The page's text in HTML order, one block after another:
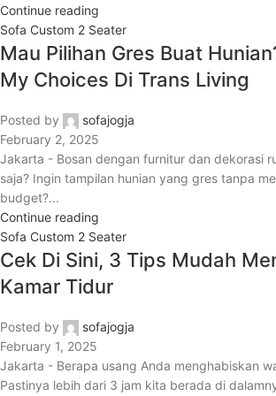
Continue reading
Sofa Custom 2 Seater
Mau Pilihan Gres Buat
My Choices Di Trans Living
Posted by
sofajogja
February 2, 2025
Jakarta - Bosan dengan furnitur dan dekorasi
saja? Ingin tampilan hunian yang gres tanpa
budget?...
Continue reading
Sofa Custom 2 Seater
Cek Di Sini, 3 Tips Mudah
Kamar Tidur
Posted by
sofajogja
February 1, 2025
Jakarta - Berapa usang Anda menghabiskan
Pastinya lebih dari 3 jam kita berada di